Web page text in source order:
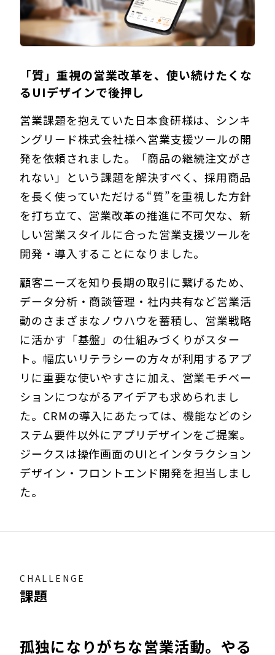
「質」重視の営業改革を、使い続けたくな
るUIデザインで後押し
営業課題を抱えていた日本食研様は、シンキ
ングリード株式会社様へ営業支援ツールの開
発を依頼されました。「商品の継続注文がさ
れない」という課題を解決すべく、採用商品
を長く使っていただける“質”を重視した方針
を打ち立て、営業改革の推進に不可欠な、新
しい営業スタイルに合った営業支援ツールを
開発・導入することになりました。
顧客ニーズを知り長期の取引に繋げるため、
データ分析・商談管理・社内共有など営業活
動のさまざまなノウハウを蓄積し、営業戦略
に活かす「基盤」の仕組みづくりがスター
ト。幅広いリテラシーの方々が利用するアプ
リに重要な使いやすさに加え、営業モチベー
ションにつながるアイデアも求められまし
た。CRMの導入にあたっては、機能などのシ
ステム要件以外にアプリデザインをご提案。
ジークスは操作画面のUIとインタラクション
デザイン・フロントエンド開発を担当しまし
た。
CHALLENGE
課題
孤独になりがちな営業活動。やる